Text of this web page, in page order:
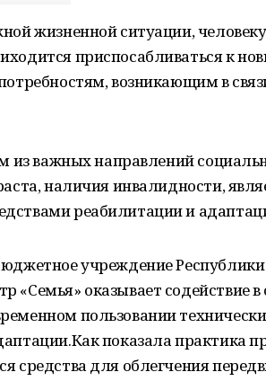
жизненной ситуации,
приспосабливаться к
возникающим в
из важных направлений
наличия инвалидности,
реабилитации и
учреждение
«Семья» оказывает содействие
пользовании
показала практика
средства для облегчения